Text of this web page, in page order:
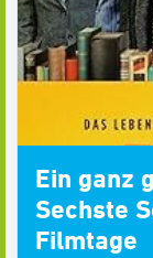
Ein ganz
Sechste
Filmtage